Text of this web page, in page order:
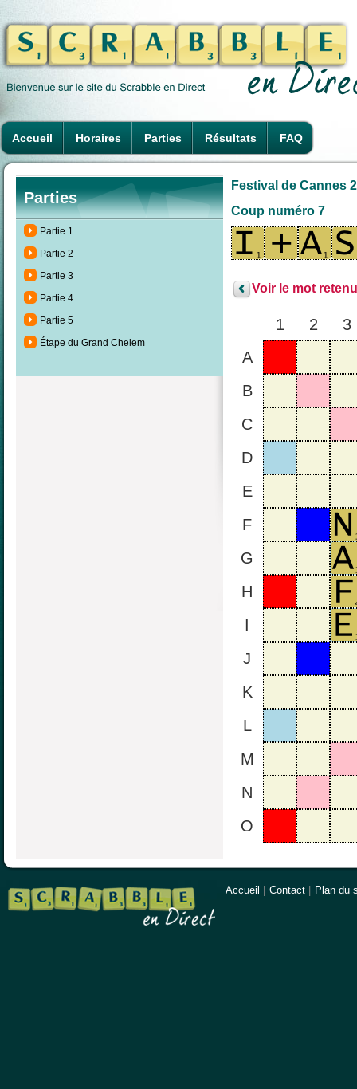
Accueil Horaires Parties Résultats FAQ
Parties
Partie 1
Partie 2
Partie 3
Partie 4
Partie 5
Étape du Grand Chelem
Festival de Cannes
Coup numéro 7
Voir le mot
1 2
3
A
B
C
D
E
F
G
H
I
J
K
L
M
N
O
Accueil Contact Plan du